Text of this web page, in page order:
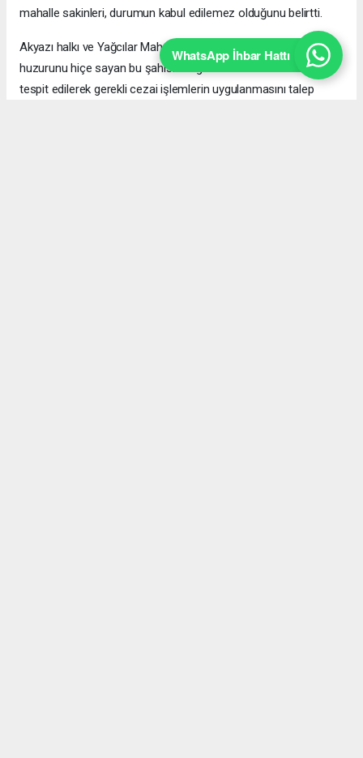
mahalle sakinleri, durumun kabul edilemez olduğunu belirtti.
Akyazı halkı ve Yağcılar Mahallesi sakinleri, çevreyi ve mahalle
huzurunu hiçe sayan bu şahısların güvenlik kameralarından
tespit edilerek gerekli cezai işlemlerin uygulanmasını talep
WhatsApp İhbar Hattı